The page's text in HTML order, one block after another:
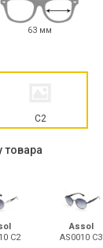
63 мм
C2
товара
С2
Assol
AS0010 С3